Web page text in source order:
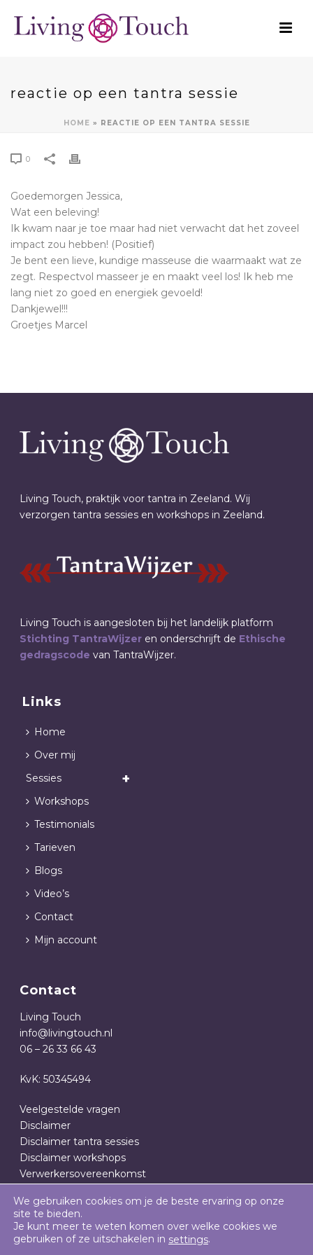
reactie op een tantra sessie
HOME » REACTIE OP EEN TANTRA SESSIE
0
Goedemorgen Jessica,
Wat een beleving!
Ik kwam naar je toe maar had niet verwacht dat het zoveel
impact zou hebben! (Positief)
Je bent een lieve, kundige masseuse die waarmaakt wat ze
zegt. Respectvol masseer je en maakt veel los! Ik heb me
lang niet zo goed en energiek gevoeld!
Dankjewel!!!
Groetjes Marcel
Living Touch, praktijk voor tantra in Zeeland. Wij
verzorgen tantra sessies en workshops in Zeeland.
Living Touch is aangesloten bij het landelijk platform
Stichting TantraWijzer en onderschrijft de Ethische
gedragscode van TantraWijzer.
Links
Home
Over mij
Sessies
Workshops
Testimonials
Tarieven
Blogs
Video’s
Contact
Mijn account
Contact
Living Touch
info@livingtouch.nl
06 – 26 33 66 43
KvK: 50345494
Veelgestelde vragen
Disclaimer
Disclaimer tantra sessies
Disclaimer workshops
Verwerkersovereenkomst
Algemene Voorwaarden
We gebruiken cookies om je de beste ervaring op onze
site te bieden.
Je kunt meer te weten komen over welke cookies we
gebruiken of ze uitschakelen in settings.